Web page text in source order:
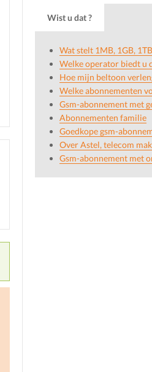
Wist u dat ?
Wat stelt 1MB, 1GB,
Welke operator biedt u
Hoe mijn beltoon
Welke abonnementen
Gsm-abonnement met
Abonnementen familie
Goedkope gsm-
Over Astel, telecom
Gsm-abonnement met